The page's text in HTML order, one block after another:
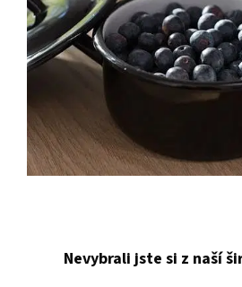
Nevybrali jste si z naší